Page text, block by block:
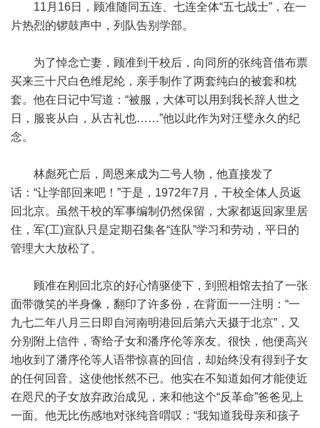
11月16日，顾准随同五连、七连全体“五七战士”，在一
片热烈的锣鼓声中，列队告别学部。
为了悼念亡妻，顾准到干校后，向同所的张纯音借布票
买来三十尺白色维尼纶，亲手制作了两套纯白的被套和枕
套。他在日记中写道：“被服，大体可以用到我长辞人世之
日，服丧从白，从古礼也……”他以此作为对汪璧永久的纪
念。
林彪死亡后，周恩来成为二号人物，他直接发了
话：“让学部回来吧！”于是，1972年7月，干校全体人员返
回北京。虽然干校的军事编制仍然保留，大家都返回家里居
住，军(工)宣队只是定期召集各“连队”学习和劳动，平日的
管理大大放松了。
顾准在刚回北京的好心情驱使下，到照相馆去拍了一张
面带微笑的半身像，翻印了许多份，在背面一一注明：“一
九七二年八月三日即自河南明港回后第六天摄于北京”，又
分别附上信件，寄给子女和潘序伦等亲友。很快，他便高兴
地收到了潘序伦等人语带惊喜的回信，却始终没有得到子女
的任何回音。这使他怅然不已。他实在不知道如何才能使近
在咫尺的子女放弃政治成见，来和他这个“反革命”爸爸见上
一面。他无比伤感地对张纯音喟叹：“我知道我母亲和孩子